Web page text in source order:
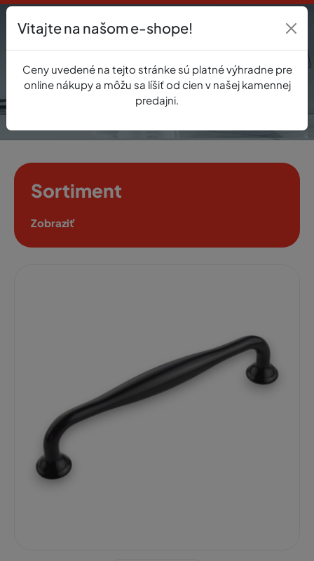
0
Sortiment
Zobraziť
Vitajte na našom e-shope!
Ceny uvedené na tejto stránke sú platné výhradne pre
online nákupy a môžu sa líšiť od cien v našej kamennej
predajni.